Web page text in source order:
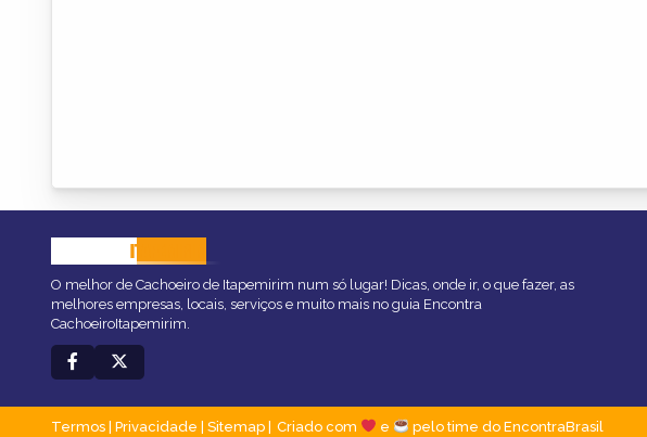
ITAPEMIRIM
O melhor de Cachoeiro de Itapemirim num só lugar! Dicas, onde ir, o que fazer, as
melhores empresas, locais, serviços e muito mais no guia Encontra
CachoeiroItapemirim.
Termos | Privacidade | Sitemap Criado com e pelo time do EncontraBrasil